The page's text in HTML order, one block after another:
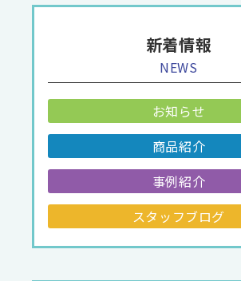
新着情報
NEWS
お知らせ
商品紹介
事例紹介
スタッフブログ